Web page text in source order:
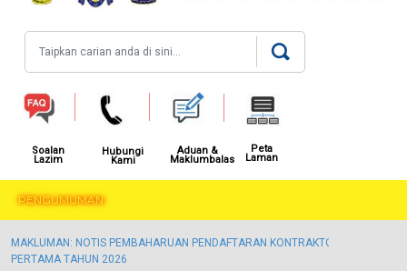
Soalan
Lazim
Hubungi
Kami
Aduan &
Maklumbalas
Peta
Laman
PENGUMUMAN
MAKLUMAN: NOTIS PEMBAHARUAN PENDAFTARAN KONTRAKTOR KALI
PERTAMA TAHUN 2026